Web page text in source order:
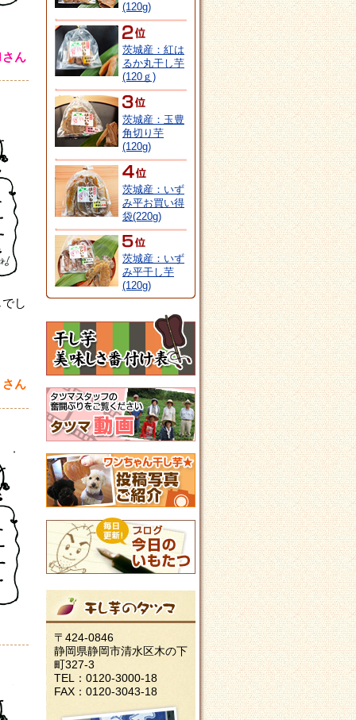
さん
し
さん
(120g)
茨城産：紅は
るか丸干し芋
(120ｇ)
茨城産：玉豊
角切り芋
(120g)
茨城産：いず
み平お買い得
袋(220g)
茨城産：いず
み平干し芋
(120g)
〒424-0846
静岡県静岡市清水区木の下
町327-3
TEL：0120-3000-18
FAX：0120-3043-18